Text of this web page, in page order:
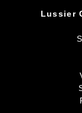
Lussier